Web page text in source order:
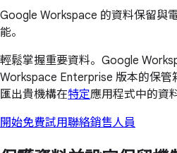
Google Workspace 的資料保留與
能。
輕鬆掌握重要資料。Google
Workspace Enterprise 版本的保管
匯出貴機構在特定應用程式中的資料
開始免費試用聯絡銷售人員